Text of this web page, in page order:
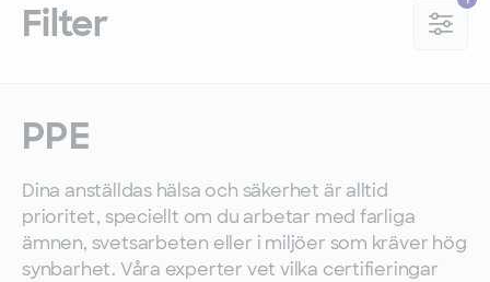
Filter
PPE
Dina anställdas hälsa och säkerhet är alltid
prioritet, speciellt om du arbetar med farliga
ämnen, svetsarbeten eller i miljöer som kräver hög
synbarhet. Våra experter vet vilka certifieringar